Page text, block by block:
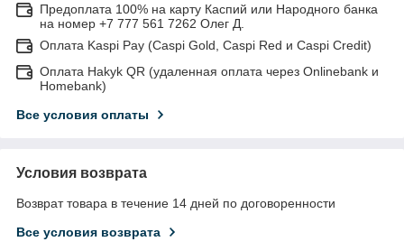
Предоплата 100% на карту Каспий или Народного банка
на номер +7 777 561 7262 Олег Д.
Оплата Kaspi Pay (Caspi Gold, Caspi Red и Caspi Credit)
Оплата Hakyk QR (удаленная оплата через Onlinebank и
Homebank)
Все условия оплаты
Условия возврата
Возврат товара в течение 14 дней по договоренности
Все условия возврата